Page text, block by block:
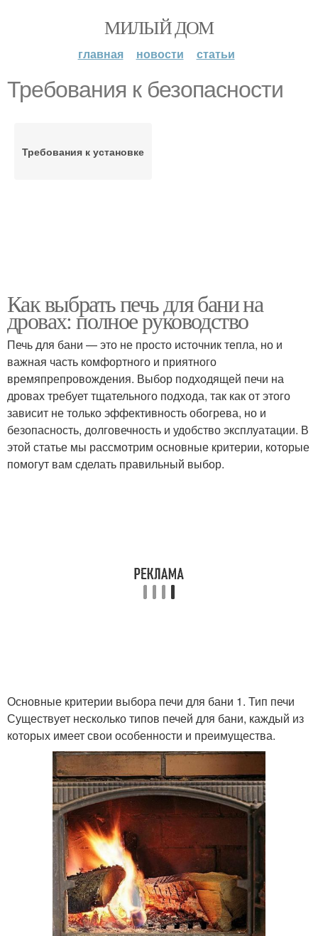
МИЛЫЙ ДОМ
главная новости статьи
Требования к безопасности
Требования к установке
Как выбрать печь для бани на
дровах: полное руководство
Печь для бани — это не просто источник тепла, но и
важная часть комфортного и приятного
времяпрепровождения. Выбор подходящей печи на
дровах требует тщательного подхода, так как от этого
зависит не только эффективность обогрева, но и
безопасность, долговечность и удобство эксплуатации. В
этой статье мы рассмотрим основные критерии, которые
помогут вам сделать правильный выбор.
Основные критерии выбора печи для бани 1. Тип печи
Существует несколько типов печей для бани, каждый из
которых имеет свои особенности и преимущества.